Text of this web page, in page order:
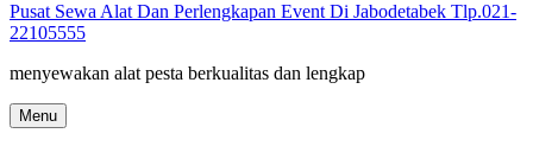
Pusat Sewa Alat Dan Perlengkapan Event Di Jabodetabek Tlp.021-
22105555
menyewakan alat pesta berkualitas dan lengkap
Menu